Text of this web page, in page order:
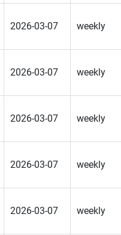
2026-03-07 weekly
2026-03-07 weekly
2026-03-07 weekly
2026-03-07 weekly
2026-03-07 weekly